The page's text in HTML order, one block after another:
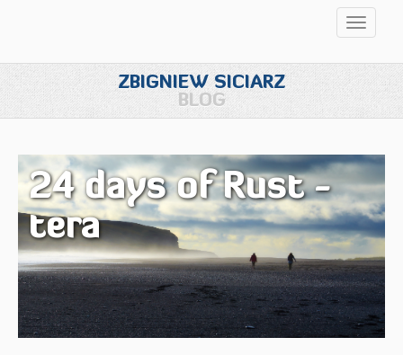
ZBIGNIEW SICIARZ
BLOG
24 days of Rust -
tera